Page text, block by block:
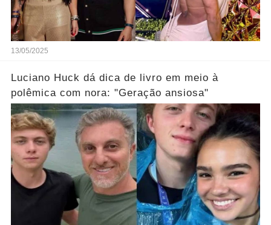
13/05/2025
Luciano Huck dá dica de livro em meio à
polêmica com nora: "Geração ansiosa"